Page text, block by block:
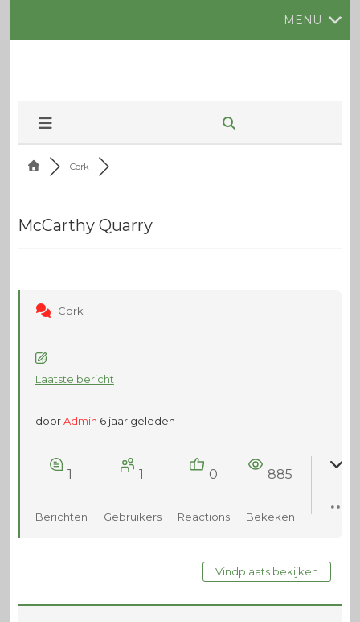
MENU
Cork
McCarthy Quarry
Cork
Laatste bericht
doorAdmin 6 jaar geleden
1
Berichten
1
Gebruikers
0
Reactions
885
Bekeken
Vindplaats bekijken